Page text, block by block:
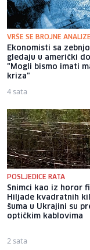
VRŠE SE BROJNE ANALIZE
Ekonomisti sa
gledaju u američki
"Mogli bismo imati
kriza"
4 sata
POSLJEDICE RATA
Snimci kao iz horor
Hiljade kvadratnih
šuma u Ukrajini su
optičkim kablovima
2 sata